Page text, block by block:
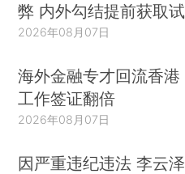
弊 内外勾结提前获取
2026年08月07日
海外金融专才回流香港
工作签证翻倍
2026年08月07日
因严重违纪违法 李云